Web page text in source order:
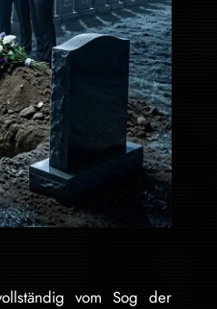
vom Sog der